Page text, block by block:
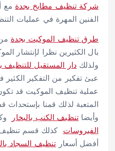
شركة تنظيف مطابخ بجدة مع
الفنين المهرة في عمليات
طرق تنظيف الموكيت بجدة
بال الكثيرين نظرا لإنتشار
ولذلك دار المستقبل للتنظيف
عبئ تفكير من التفكير الكثير
عملية تنظيف الموكيت قد
المتعبة لذلك قمنا
وأيضا تنظبف الكنب بالبخار
الفيروسات كذلك قسم تنظيف
أفضل أسعار تنظيف السجاد